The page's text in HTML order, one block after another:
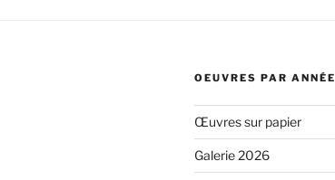
OEUVRES PAR ANNÉE
Œuvres sur papier
Galerie 2026